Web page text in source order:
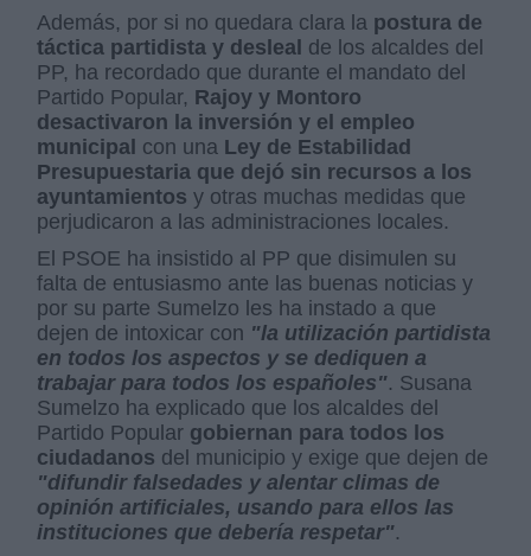
Además, por si no quedara clara la postura de
táctica partidista y desleal de los alcaldes del
PP, ha recordado que durante el mandato del
Partido Popular, Rajoy y Montoro
desactivaron la inversión y el empleo
municipal con una Ley de Estabilidad
Presupuestaria que dejó sin recursos a los
ayuntamientos y otras muchas medidas que
perjudicaron a las administraciones locales.
El PSOE ha insistido al PP que disimulen su
falta de entusiasmo ante las buenas noticias y
por su parte Sumelzo les ha instado a que
dejen de intoxicar con "la utilización partidista
en todos los aspectos y se dediquen a
trabajar para todos los españoles". Susana
Sumelzo ha explicado que los alcaldes del
Partido Popular gobiernan para todos los
ciudadanos del municipio y exige que dejen de
"difundir falsedades y alentar climas de
opinión artificiales, usando para ellos las
instituciones que debería respetar".